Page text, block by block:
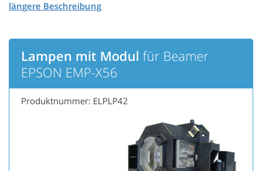
Lampen mit Modul für Beamer
EPSON EMP-X56
Produktnummer: ELPLP42